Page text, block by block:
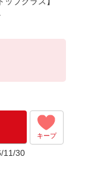
キープ
11/30